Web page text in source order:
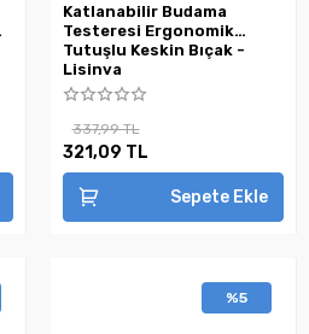
Katlanabilir Budama
Testeresi Ergonomik
Tutuşlu Keskin Bıçak -
Lisinya
337,99 TL
321,09 TL
Sepete Ekle
%5